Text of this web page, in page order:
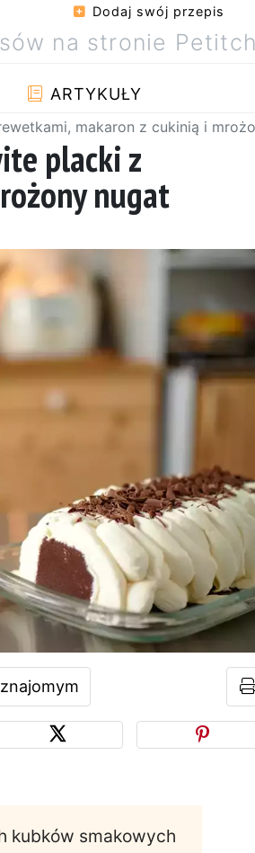
Dodaj swój przepis
ARTYKUŁY
makaron z cukinią i
placki z
nugat
kubków smakowych